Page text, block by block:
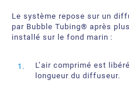
Le système repose sur un
par Bubble Tubing® après
installé sur le fond marin :
L’air comprimé est
longueur du diffuseur.